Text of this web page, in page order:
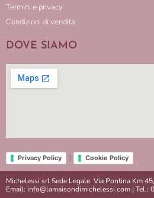
Termini e privacy
Condizioni di vendita
DOVE SIAMO
Privacy Policy | Cookie Policy
Michelessi srl Sede Legale: Via Pontina Km
Email: info@lamaisondimichelessi.com | Tel.: